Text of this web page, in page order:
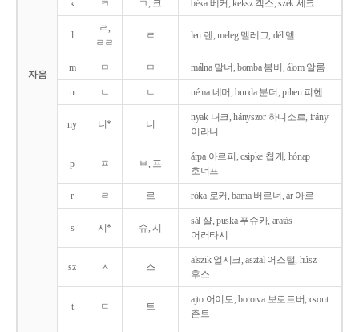
자음
k ㅋ ㄱ, 크 béka 베커, keksz 켁스, szék 세크
l
ㄹ,
ㄹㄹ
ㄹ len 렌, meleg 멜레그, dél 델
m ㅁ ㅁ málna 말너, bomba 봄버, álom 알롬
n ㄴ ㄴ néma 네머, bunda 분더, pihen 피헨
ny 니* 니
nyak 녀크, hányszor 하니소르, irány
이라니
p ㅍ ㅂ, 프
árpa 아르퍼, csipke 칩케, hónap
호너프
r ㄹ 르 róka 로커, barna 버르너, ár 아르
s 시* 슈, 시
sál 샬, puska 푸슈카, aratás
어러타시
sz ㅅ 스
alszik 얼시크, asztal 어스털, húsz
후스
t ㅌ 트
ajto 어이토, borotva 보로트버, csont
촌트